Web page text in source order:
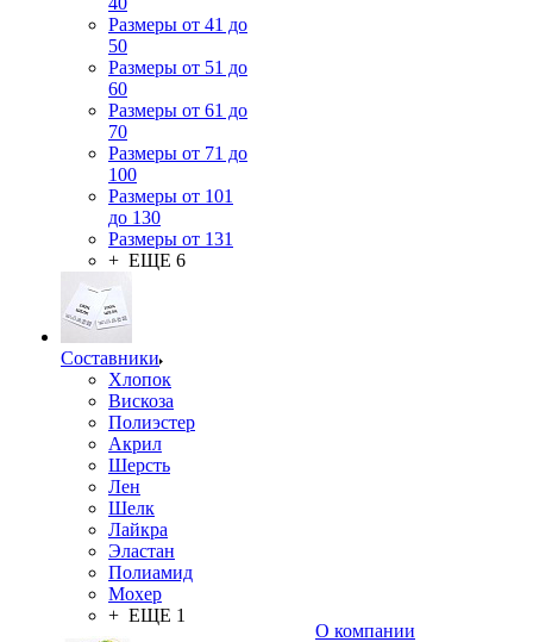
Размеры от 41 до
50
Размеры от 51 до
60
Размеры от 61 до
70
Размеры от 71 до
100
Размеры от 101
до 130
Размеры от 131
+ ЕЩЕ 6
Составники
Хлопок
Вискоза
Полиэстер
Акрил
Шерсть
Лен
Шелк
Лайкра
Эластан
Полиамид
Мохер
+ ЕЩЕ 1
О компании